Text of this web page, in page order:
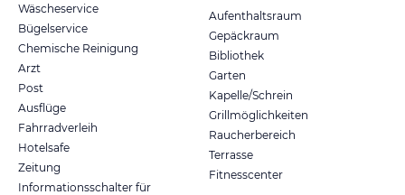
Wäscheservice
Bügelservice
Chemische Reinigung
Arzt
Post
Ausflüge
Fahrradverleih
Hotelsafe
Zeitung
Informationsschalter für
Aufenthaltsraum
Gepäckraum
Bibliothek
Garten
Kapelle/Schrein
Grillmöglichkeiten
Raucherbereich
Terrasse
Fitnesscenter